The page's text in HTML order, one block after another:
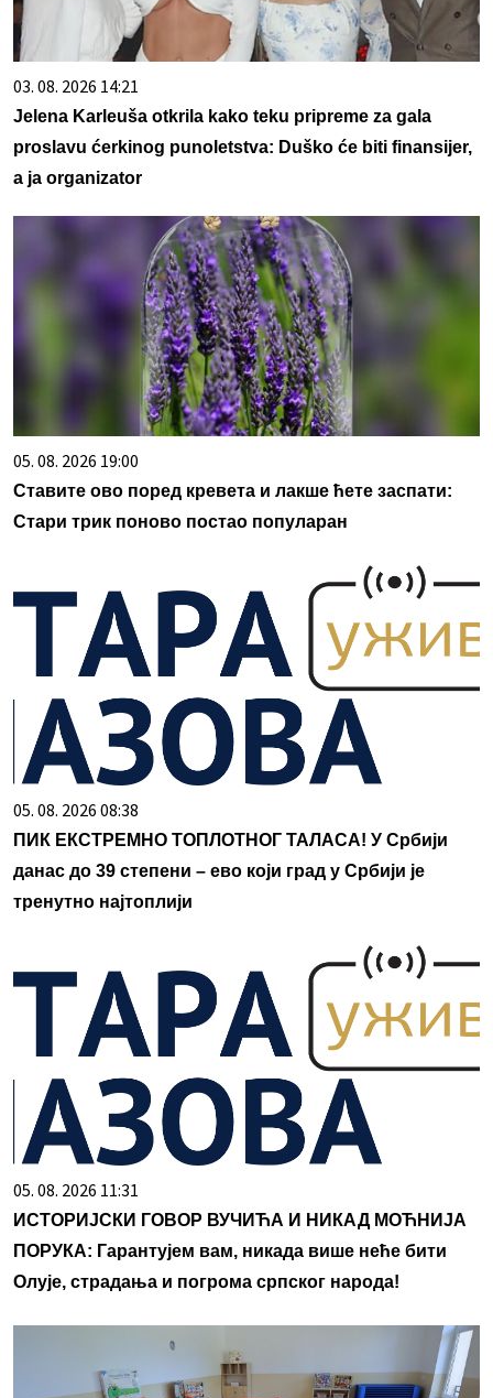
03. 08. 2026 14:21
Jelena Karleuša otkrila kako teku pripreme za gala
proslavu ćerkinog punoletstva: Duško će biti finansijer,
a ja organizator
05. 08. 2026 19:00
Ставите ово поред кревета и лакше ћете заспати:
Стари трик поново постао популаран
05. 08. 2026 08:38
ПИК ЕКСТРЕМНО ТОПЛОТНОГ ТАЛАСА! У Србији
данас до 39 степени – ево који град у Србији је
тренутно најтоплији
05. 08. 2026 11:31
ИСТОРИЈСКИ ГОВОР ВУЧИЋА И НИКАД МОЋНИЈА
ПОРУКА: Гарантујем вам, никада више неће бити
Олује, страдања и погрома српског народа!